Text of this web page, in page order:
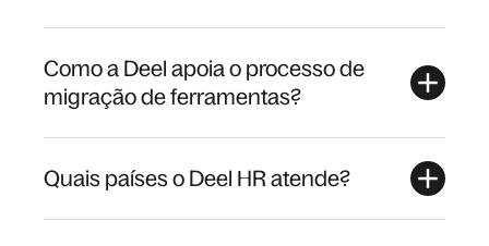
Como a Deel apoia o processo de
migração de ferramentas?
Quais países o Deel HR atende?